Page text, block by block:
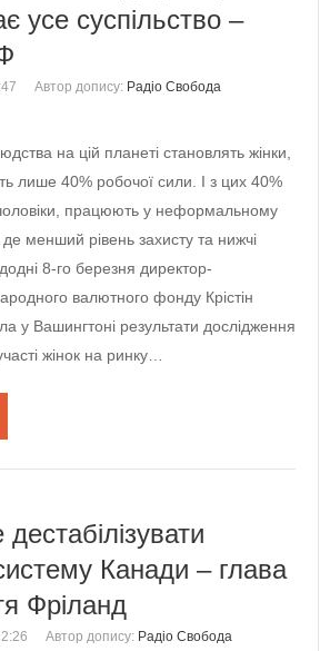
усе суспільство –
Автор допису: Радіо Свобода
на цій планеті становлять жінки,
лише 40% робочої сили. І з цих 40%
працюють у неформальному
де менший рівень захисту та нижчі
8-го березня директор-
валютного фонду Крістін
у Вашингтоні результати дослідження
жінок на ринку…
Канади – глава
Фріланд
Автор допису: Радіо Свобода